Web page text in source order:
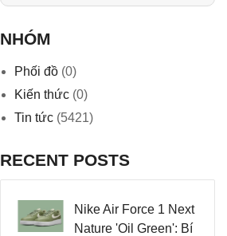
NHÓM
Phối đồ (0)
Kiến thức (0)
Tin tức (5421)
RECENT POSTS
Nike Air Force 1 Next
Nature 'Oil Green': Bí